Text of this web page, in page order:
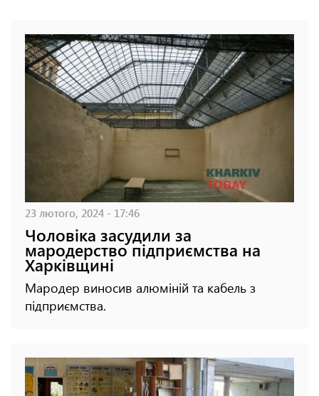
23 лютого, 2024 - 17:46
Чоловіка засудили за
мародерство підприємства на
Харківщині
Мародер виносив алюміній та кабель з
підприємства.